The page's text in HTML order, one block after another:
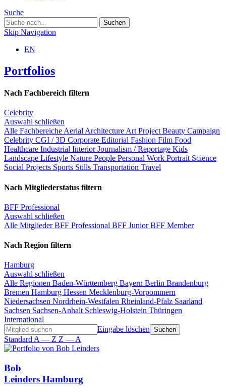
Suche
Skip Navigation
EN
Portfolios
Nach Fachbereich filtern
Celebrity
Auswahl schließen
Alle Fachbereiche Aerial Architecture Art Project Beauty Campaign
Celebrity CGI / 3D Corporate Editorial Fashion Film Food
Healthcare Industrial InteriorJournalism / Reportage Kids
Landscape Lifestyle Nature People Personal Work Portrait Science
Social Projects Sports Stills Transportation Travel
Nach Mitgliederstatus filtern
BFF Professional
Auswahl schließen
Alle MitgliederBFF Professional BFF JuniorBFF Member
Nach Region filtern
Hamburg
Auswahl schließen
Alle Regionen Baden-Württemberg Bayern Berlin Brandenburg
Bremen Hamburg Hessen Mecklenburg-Vorpommern
Niedersachsen Nordrhein-Westfalen Rheinland-Pfalz Saarland
Sachsen Sachsen-Anhalt Schleswig-Holstein Thüringen
International
Eingabe löschen
Standard A — Z Z — A
Bob
Leinders Hamburg